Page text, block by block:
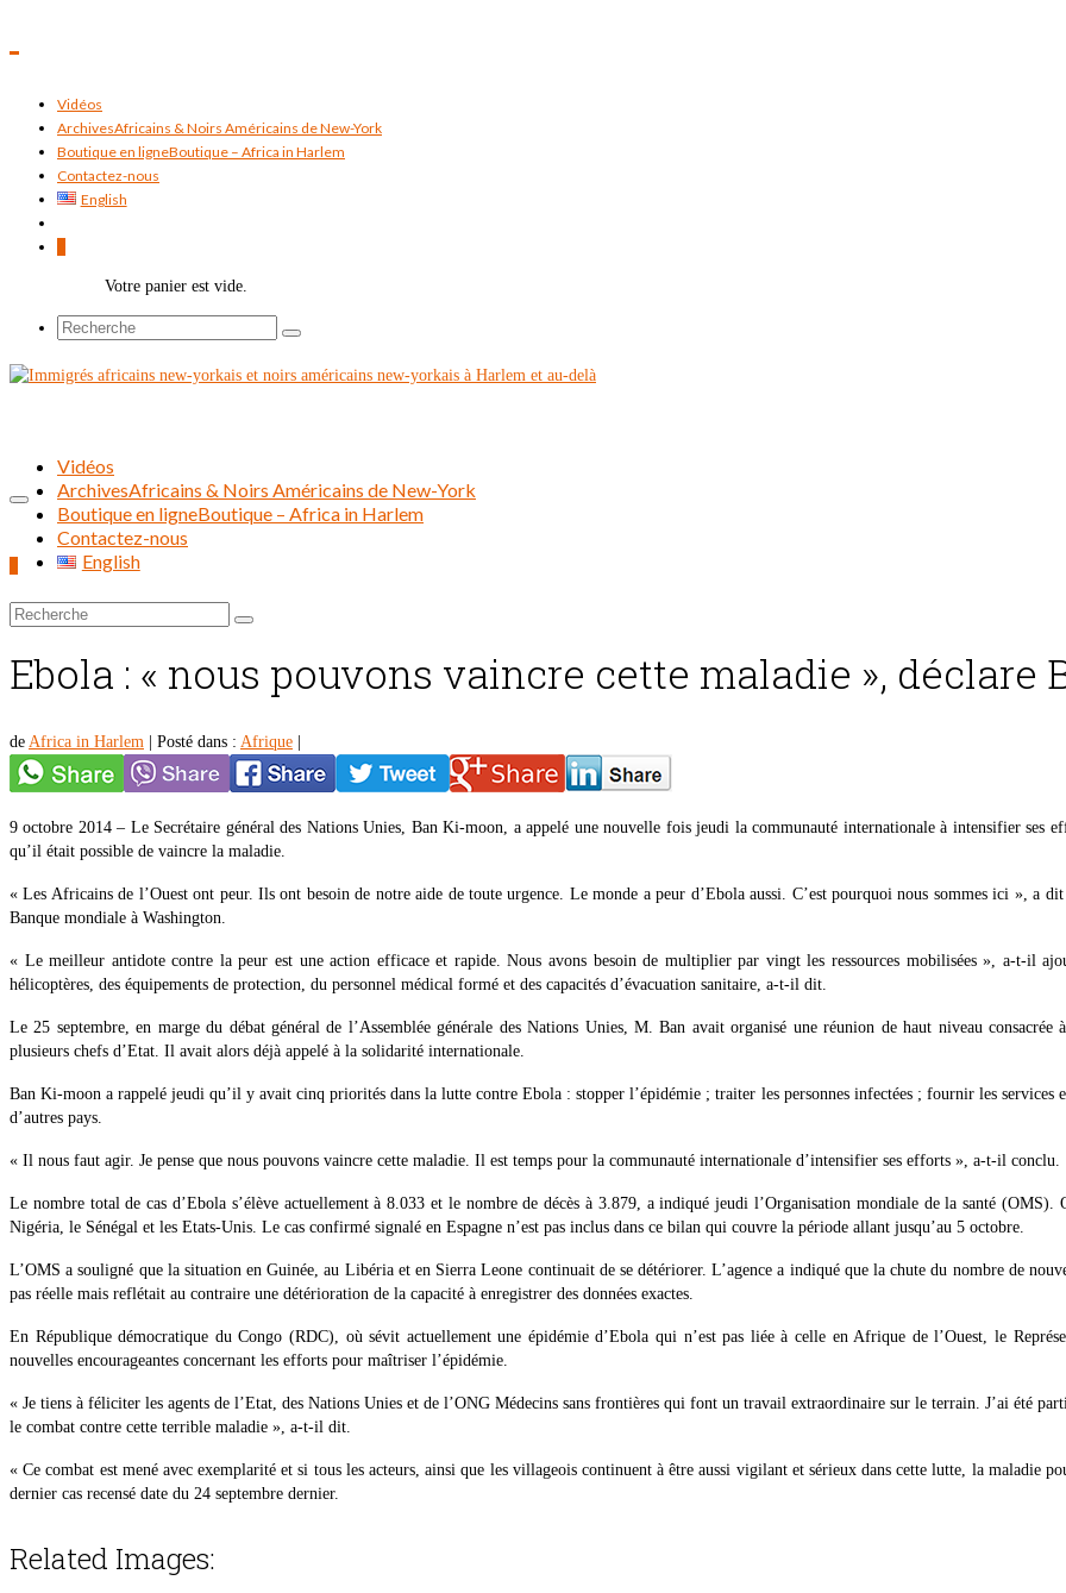
Vidéos
ArchivesAfricains & Noirs Américains de New-York
Boutique en ligneBoutique – Africa in Harlem
Contactez-nous
English
Votre panier est vide.
Rechercher :
Rechercher :
Vidéos
ArchivesAfricains & Noirs Américains de New-York
Boutique en ligneBoutique – Africa in Harlem
Contactez-nous
English
Ebola : « nous pouvons vaincre cette maladie », déclare
de Africa in Harlem Posté dans : Afrique
9 octobre 2014 – Le Secrétaire général des Nations Unies, Ban Ki-moon, a appelé une nouvelle fois jeudi la communauté internationale à intensifier ses
qu’il était possible de vaincre la maladie.
« Les Africains de l’Ouest ont peur. Ils ont besoin de notre aide de toute urgence. Le monde a peur d’Ebola aussi. C’est pourquoi nous sommes ici », a
Banque mondiale à Washington.
« Le meilleur antidote contre la peur est une action efficace et rapide. Nous avons besoin de multiplier par vingt les ressources mobilisées », a-t-il
hélicoptères, des équipements de protection, du personnel médical formé et des capacités d’évacuation sanitaire, a-t-il dit.
Le 25 septembre, en marge du débat général de l’Assemblée générale des Nations Unies, M. Ban avait organisé une réunion de haut niveau
plusieurs chefs d’Etat. Il avait alors déjà appelé à la solidarité internationale.
Ban Ki-moon a rappelé jeudi qu’il y avait cinq priorités dans la lutte contre Ebola : stopper l’épidémie ; traiter les personnes infectées ; fournir les services
d’autres pays.
« Il nous faut agir. Je pense que nous pouvons vaincre cette maladie. Il est temps pour la communauté internationale d’intensifier ses efforts », a-t-il conclu.
Le nombre total de cas d’Ebola s’élève actuellement à 8.033 et le nombre de décès à 3.879, a indiqué jeudi l’Organisation mondiale de la santé
Nigéria, le Sénégal et les Etats-Unis. Le cas confirmé signalé en Espagne n’est pas inclus dans ce bilan qui couvre la période allant jusqu’au 5 octobre.
L’OMS a souligné que la situation en Guinée, au Libéria et en Sierra Leone continuait de se détériorer. L’agence a indiqué que la chute du nombre de
pas réelle mais reflétait au contraire une détérioration de la capacité à enregistrer des données exactes.
En République démocratique du Congo (RDC), où sévit actuellement une épidémie d’Ebola qui n’est pas liée à celle en Afrique de l’Ouest, le
nouvelles encourageantes concernant les efforts pour maîtriser l’épidémie.
« Je tiens à féliciter les agents de l’Etat, des Nations Unies et de l’ONG Médecins sans frontières qui font un travail extraordinaire sur le terrain. J’ai été
le combat contre cette terrible maladie », a-t-il dit.
« Ce combat est mené avec exemplarité et si tous les acteurs, ainsi que les villageois continuent à être aussi vigilant et sérieux dans cette lutte, la maladie
dernier cas recensé date du 24 septembre dernier.
Related Images: